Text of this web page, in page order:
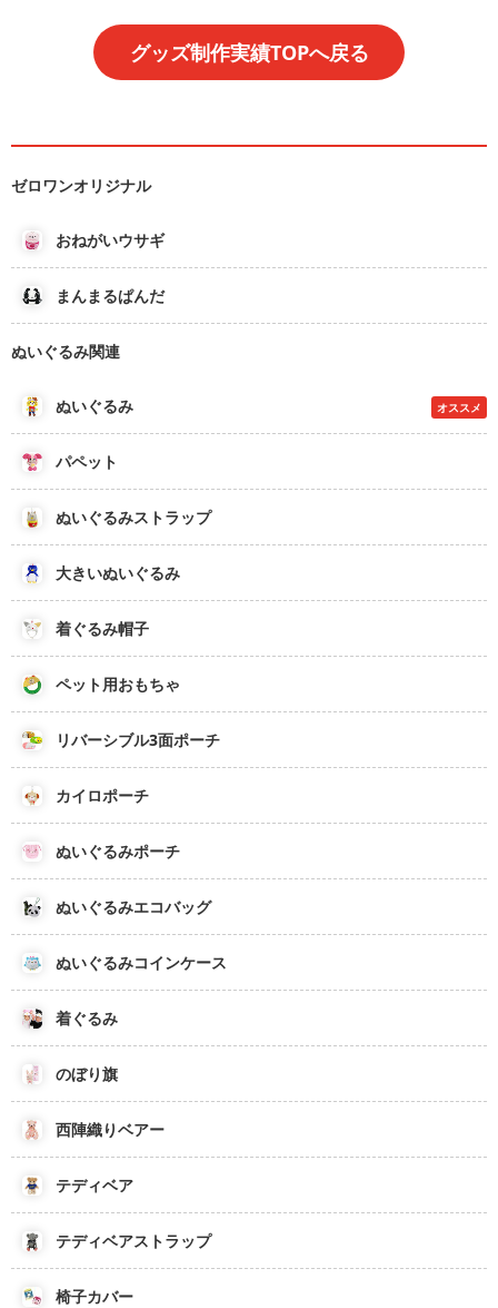
グッズ制作実績TOPへ戻る
ゼロワンオリジナル
おねがいウサギ
まんまるぱんだ
ぬいぐるみ関連
ぬいぐるみ オススメ
パペット
ぬいぐるみストラップ
大きいぬいぐるみ
着ぐるみ帽子
ペット用おもちゃ
リバーシブル3面ポーチ
カイロポーチ
ぬいぐるみポーチ
ぬいぐるみエコバッグ
ぬいぐるみコインケース
着ぐるみ
のぼり旗
西陣織りベアー
テディベア
テディベアストラップ
椅子カバー